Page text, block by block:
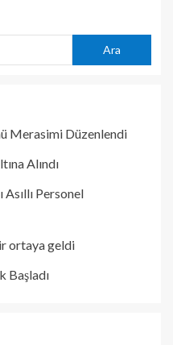
Ara
Merasimi Düzenlendi
Alındı
Personel
ortaya geldi
Başladı